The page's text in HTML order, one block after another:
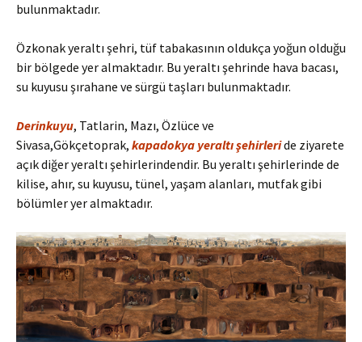
bulunmaktadır.
Özkonak yeraltı şehri, tüf tabakasının oldukça yoğun olduğu
bir bölgede yer almaktadır. Bu yeraltı şehrinde hava bacası,
su kuyusu şırahane ve sürgü taşları bulunmaktadır.
Derinkuyu, Tatlarin, Mazı, Özlüce ve
Sivasa,Gökçetoprak, kapadokya yeraltı şehirleride ziyarete
açık diğer yeraltı şehirlerindendir. Bu yeraltı şehirlerinde de
kilise, ahır, su kuyusu, tünel, yaşam alanları, mutfak gibi
bölümler yer almaktadır.